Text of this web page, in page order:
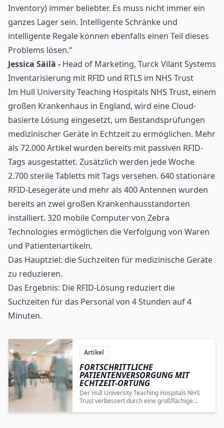
Inventory) immer beliebter. Es muss nicht immer ein
ganzes Lager sein. Intelligente Schränke und
intelligente Regale können ebenfalls einen Teil dieses
Problems lösen.“
Jessica Säilä - Head of Marketing, Turck Vilant Systems
Inventarisierung mit RFID und RTLS im NHS Trust
Im Hull University Teaching Hospitals NHS Trust, einem
großen Krankenhaus in England, wird eine Cloud-
basierte Lösung eingesetzt, um Bestandsprüfungen
medizinischer Geräte in Echtzeit zu ermöglichen. Mehr
als 72.000 Artikel wurden bereits mit passiven RFID-
Tags ausgestattet. Zusätzlich werden jede Woche
2.700 sterile Tabletts mit Tags versehen. 640 stationäre
RFID-Lesegeräte und mehr als 400 Antennen wurden
bereits an zwei großen Krankenhausstandorten
installiert. 320 mobile Computer von Zebra
Technologies ermöglichen die Verfolgung von Waren
und Patientenartikeln.
Das Hauptziel: die Suchzeiten für medizinische Geräte
zu reduzieren.
Das Ergebnis: Die RFID-Lösung reduziert die
Suchzeiten für das Personal von 4 Stunden auf 4
Minuten.
Artikel
FORTSCHRITTLICHE
PATIENTENVERSORGUNG MIT
ECHTZEIT-ORTUNG
Der Hull University Teaching Hospitals NHS
Trust verbessert durch eine großflächige